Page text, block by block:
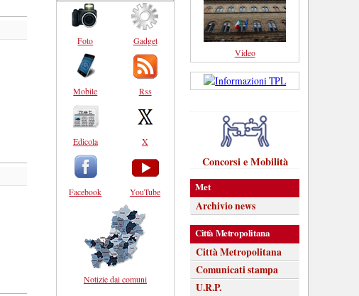
Foto
Mobile
Edicola
Facebook
Gadget
Rss
X
YouTube
Notizie dai comuni
Video
Concorsi e Mobilità
Met
Archivio news
Città Metropolitana
Città Metropolitana
Comunicati stampa
U.R.P.